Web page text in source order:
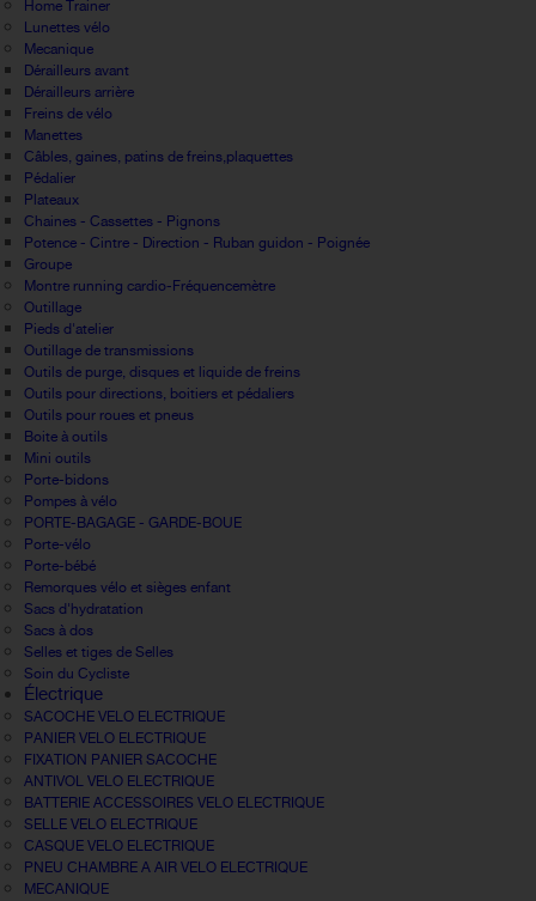
Home Trainer
Lunettes vélo
Mecanique
Dérailleurs avant
Dérailleurs arrière
Freins de vélo
Manettes
Câbles, gaines, patins de freins,plaquettes
Pédalier
Plateaux
Chaines - Cassettes - Pignons
Potence - Cintre - Direction - Ruban guidon - Poignée
Groupe
Montre running cardio-Fréquencemètre
Outillage
Pieds d'atelier
Outillage de transmissions
Outils de purge, disques et liquide de freins
Outils pour directions, boitiers et pédaliers
Outils pour roues et pneus
Boite à outils
Mini outils
Porte-bidons
Pompes à vélo
PORTE-BAGAGE - GARDE-BOUE
Porte-vélo
Porte-bébé
Remorques vélo et sièges enfant
Sacs d'hydratation
Sacs à dos
Selles et tiges de Selles
Soin du Cycliste
Électrique
SACOCHE VELO ELECTRIQUE
PANIER VELO ELECTRIQUE
FIXATION PANIER SACOCHE
ANTIVOL VELO ELECTRIQUE
BATTERIE ACCESSOIRES VELO ELECTRIQUE
SELLE VELO ELECTRIQUE
CASQUE VELO ELECTRIQUE
PNEU CHAMBRE A AIR VELO ELECTRIQUE
MECANIQUE